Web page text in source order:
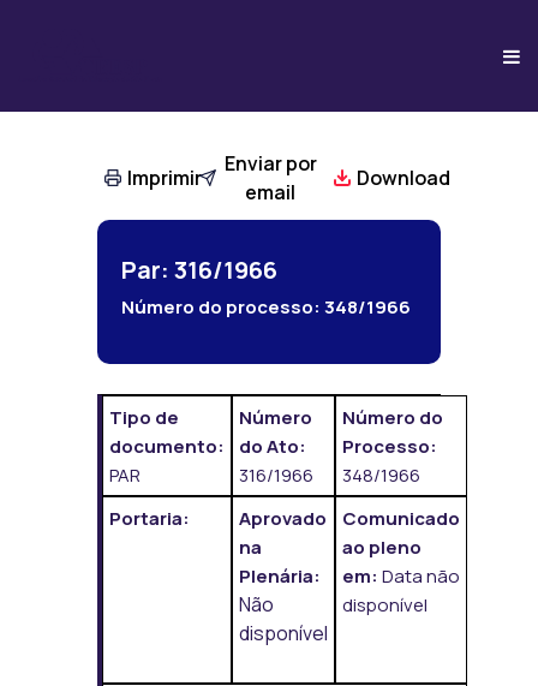
Imprimir
Enviar por
email
Download
Par: 316/1966
Número do processo: 348/1966
Tipo de
documento:
PAR
Número
do Ato:
316/1966
Número do
Processo:
348/1966
Portaria:
Aprovado
na
Plenária:
Não
disponível
Comunicado
ao pleno
em: Data não
disponível